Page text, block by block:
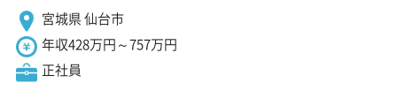
宮城県 仙台市
年収428万円～757万円
正社員